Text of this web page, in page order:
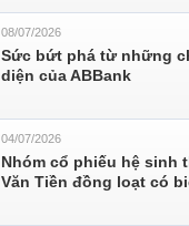
08/07/2026
Sức bứt phá từ những
diện của ABBank
04/07/2026
Nhóm cổ phiếu hệ sinh
Văn Tiền đồng loạt có